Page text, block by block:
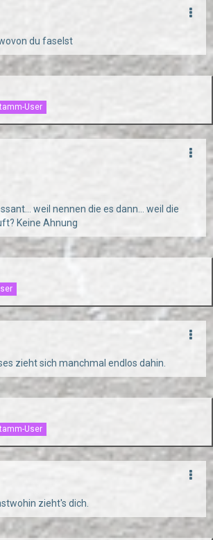
du faselst
User
weil nennen die es dann... weil die
Keine Ahnung
zieht sich manchmal endlos dahin.
User
zieht's dich.